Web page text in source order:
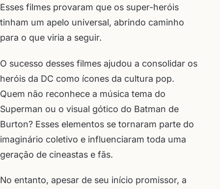
Esses filmes provaram que os super-heróis
tinham um apelo universal, abrindo caminho
para o que viria a seguir.
O sucesso desses filmes ajudou a consolidar os
heróis da DC como ícones da cultura pop.
Quem não reconhece a música tema do
Superman ou o visual gótico do Batman de
Burton? Esses elementos se tornaram parte do
imaginário coletivo e influenciaram toda uma
geração de cineastas e fãs.
No entanto, apesar de seu início promissor, a